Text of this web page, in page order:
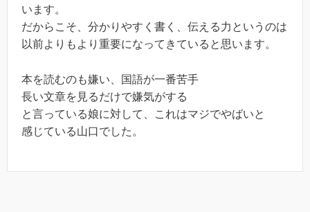
います。
だからこそ、分かりやすく書く、伝える力というのは
以前よりもより重要になってきていると思います。
本を読むのも嫌い、国語が一番苦手
長い文章を見るだけで嫌気がする
と言っている娘に対して、これはマジでやばいと
感じている山口でした。